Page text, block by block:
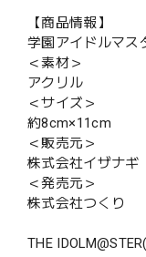
【商品情報】
学園アイドルマス
＜素材＞
アクリル
＜サイズ＞
約8cm×11cm
＜販売元＞
株式会社イザナギ
＜発売元＞
株式会社つくり
THE